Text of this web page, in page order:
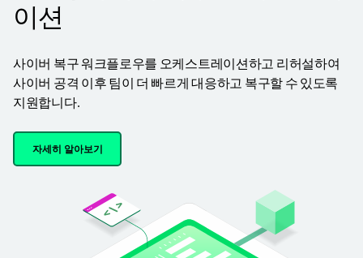
제품 설명서
아카데미
日本語 (Japan)
Português (Brazil)
이션
사이버 복구 워크플로우를 오케스트레이션하고 리허설하여
사이버 공격 이후 팀이 더 빠르게 대응하고 복구할 수 있도록
지원합니다.
자세히 알아보기